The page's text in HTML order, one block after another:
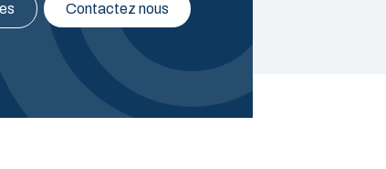
Contactez nous